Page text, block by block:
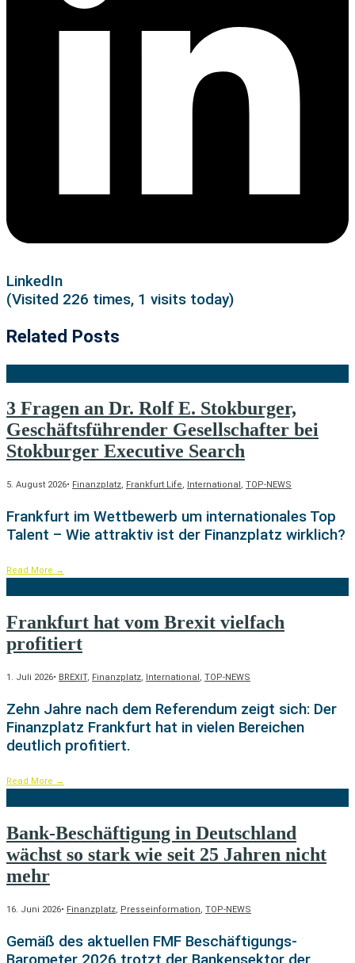
LinkedIn
(Visited 226 times, 1 visits today)
Related Posts
3 Fragen an Dr. Rolf E. Stokburger,
Geschäftsführender Gesellschafter bei
Stokburger Executive Search
5. August 2026• Finanzplatz, Frankfurt Life, International , TOP-NEWS
Frankfurt im Wettbewerb um internationales Top
Talent – Wie attraktiv ist der Finanzplatz wirklich?
Read More →
Frankfurt hat vom Brexit vielfach
profitiert
1. Juli 2026• BREXIT, Finanzplatz, International , TOP-NEWS
Zehn Jahre nach dem Referendum zeigt sich: Der
Finanzplatz Frankfurt hat in vielen Bereichen
deutlich profitiert.
Read More →
Bank-Beschäftigung in Deutschland
wächst so stark wie seit 25 Jahren nicht
mehr
16. Juni 2026• Finanzplatz, Presseinformation, TOP-NEWS
Gemäß des aktuellen FMF Beschäftigungs-